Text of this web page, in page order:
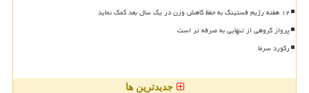
۱۲ هفته رژیم فستینگ به حفظ کاهش وزن در یک سال بعد کمک نماید
پرواز گروهی از تنهایی به صرفه تر است
رکورد سرما
جدیدترین ها